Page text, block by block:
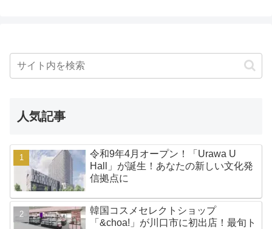
人気記事
令和9年4月オープン！「Urawa U
Hall」が誕生！あなたの新しい文化発
信拠点に
韓国コスメセレクトショップ
「&choa!」が川口市に初出店！最旬ト